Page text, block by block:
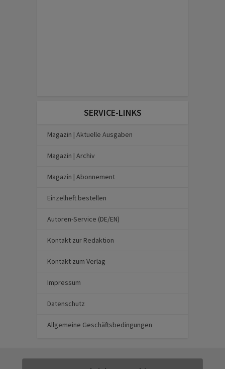
SERVICE-LINKS
Magazin | Aktuelle Ausgaben
Magazin | Archiv
Magazin | Abonnement
Einzelheft bestellen
Autoren-Service (DE/EN)
Kontakt zur Redaktion
Kontakt zum Verlag
Impressum
Datenschutz
Allgemeine Geschäftsbedingungen